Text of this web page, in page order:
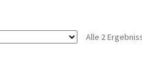
Alle 2